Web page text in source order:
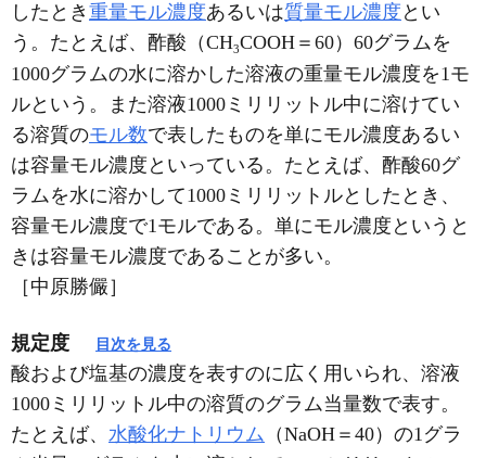
したとき 重量モル濃度あるいは質量モル濃度 とい
う。たとえば、酢酸（CH3COOH＝60）60グラムを
1000グラムの水に溶かした溶液の重量モル濃度を1モ
ルという。また溶液1000ミリリットル中に溶けてい
る溶質のモル数で表したものを単にモル濃度あるい
は容量モル濃度といっている。たとえば、酢酸60グ
ラムを水に溶かして1000ミリリットルとしたとき、
容量モル濃度で1モルである。単にモル濃度というと
きは容量モル濃度であることが多い。
［中原勝儼］
規定度 目次を見る
酸および塩基の濃度を表すのに広く用いられ、溶液
1000ミリリットル中の溶質のグラム当量数で表す。
たとえば、 水酸化ナトリウム （NaOH＝40）の1グラ